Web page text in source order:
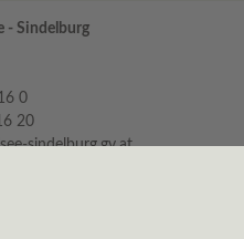
- Sindelburg
0
20
sindelburg.gv.at